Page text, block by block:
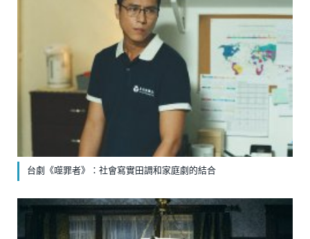
台劇《噬罪者》：社會寫實田調和家庭劇的結合